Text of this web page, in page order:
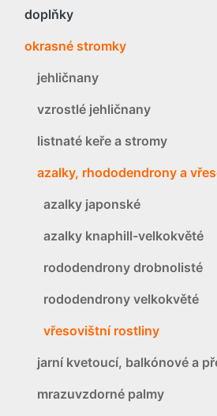
doplňky
okrasné stromky
jehličnany
vzrostlé jehličnany
listnaté keře a stromy
azalky, rhododendrony a
azalky japonské
azalky knaphill-velkokvěté
rododendrony drobnolisté
rododendrony velkokvěté
vřesovištní rostliny
jarní kvetoucí, balkónové a
mrazuvzdorné palmy